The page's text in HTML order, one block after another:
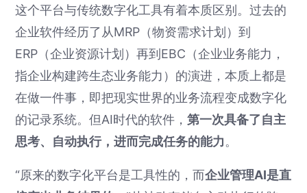
这个平台与传统数字化工具有着本质区别。过去的
企业软件经历了从MRP（物资需求计划）到
ERP（企业资源计划）再到EBC（企业业务能力，
指企业构建跨生态业务能力）的演进，本质上都是
在做一件事，即把现实世界的业务流程变成数字化
的记录系统。但AI时代的软件，第一次具备了自主
思考、自动执行，进而完成任务的能力。
“原来的数字化平台是工具性的，而企业管理AI是直